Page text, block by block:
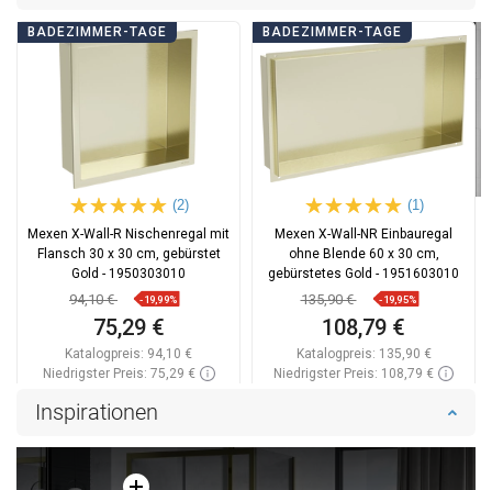
BADEZIMMER-TAGE
(2)
Mexen X-Wall-R Nischenregal mit
Flansch 30 x 30 cm, gebürstet
Gold - 1950303010
94,10 € -19,99%
75,29 €
Katalogpreis: 94,10 €
Niedrigster Preis: 75,29 €
favorite_border
BADEZIMMER-TAGE
(1)
Mexen X-Wall-NR Einbauregal
ohne Blende 60 x 30 cm,
gebürstetes Gold - 1951603010
135,90 € -19,95%
108,79 €
Katalogpreis: 135,90 €
Niedrigster Preis: 108,79 €
Inspirationen